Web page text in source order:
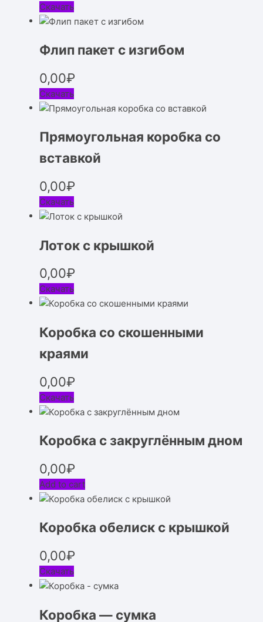
Скачать
Флип пакет с изгибом
0,00₽
Скачать
Прямоугольная коробка со
вставкой
0,00₽
Скачать
Лоток с крышкой
0,00₽
Скачать
Коробка со скошенными
краями
0,00₽
Скачать
Коробка с закруглённым дном
0,00₽
Add to cart
Коробка обелиск с крышкой
0,00₽
Скачать
Коробка — сумка